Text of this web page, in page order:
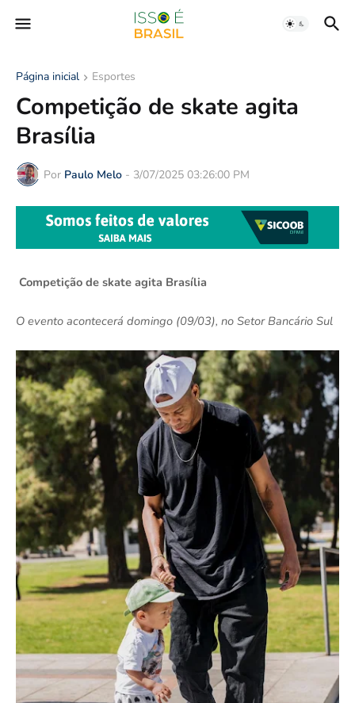
Página inicial Esportes
Competição de skate agita
Brasília
Por Paulo Melo - 3/07/2025 03:26:00 PM
Competição de skate agita Brasília
O evento acontecerá domingo (09/03), no Setor Bancário Sul